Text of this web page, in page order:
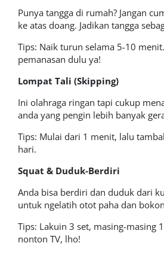
Punya tangga di rumah? Jangan
ke atas doang. Jadikan tangga
Tips: Naik turun selama 5-10
pemanasan dulu ya!
Lompat Tali (Skipping)
Ini olahraga ringan tapi cukup
anda yang pengin lebih banyak
Tips: Mulai dari 1 menit, lalu
hari.
Squat & Duduk-Berdiri
Anda bisa berdiri dan duduk dari
untuk ngelatih otot paha dan
Tips: Lakuin 3 set, masing-masing
nonton TV, lho!